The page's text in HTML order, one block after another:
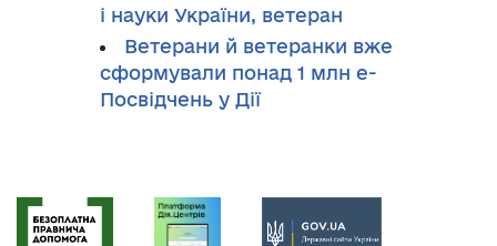
і науки України, ветеран
Ветерани й ветеранки вже
сформували понад 1 млн е-
Посвідчень у Дії